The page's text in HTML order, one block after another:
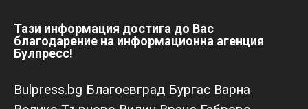
Тази информация достига до Вас
благодарение на информационна агенция
Булпресс!
Bulpress.bg Благоевград Бургас Варна